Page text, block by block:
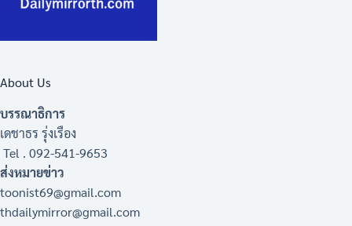
About Us
บรรณาธิการ
เดชาธร รุ่งเรือง
Tel . 092-541-9653
ส่งหมายข่าว
toonist69@gmail.com
thdailymirror@gmail.com